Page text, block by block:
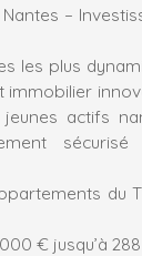
–
les plus
immobilier
actifs
du
€ jusqu’à